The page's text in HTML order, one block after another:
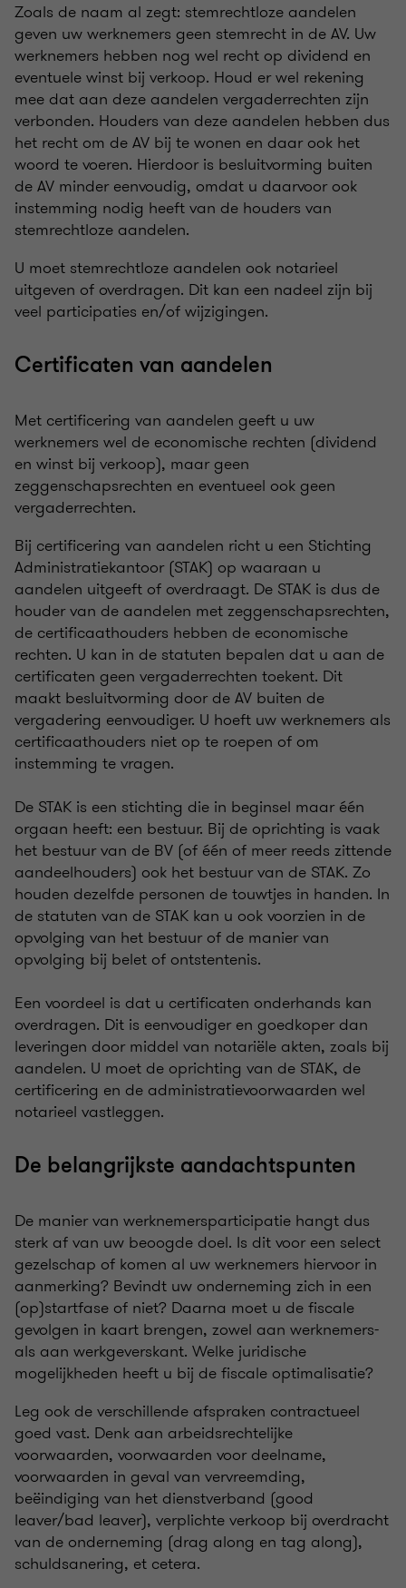
Zoals de naam al zegt: stemrechtloze aandelen
geven uw werknemers geen stemrecht in de AV. Uw
werknemers hebben nog wel recht op dividend en
eventuele winst bij verkoop. Houd er wel rekening
mee dat aan deze aandelen vergaderrechten zijn
verbonden. Houders van deze aandelen hebben dus
het recht om de AV bij te wonen en daar ook het
woord te voeren. Hierdoor is besluitvorming buiten
de AV minder eenvoudig, omdat u daarvoor ook
instemming nodig heeft van de houders van
stemrechtloze aandelen.
U moet stemrechtloze aandelen ook notarieel
uitgeven of overdragen. Dit kan een nadeel zijn bij
veel participaties en/of wijzigingen.
Certificaten van aandelen
Met certificering van aandelen geeft u uw
werknemers wel de economische rechten (dividend
en winst bij verkoop), maar geen
zeggenschapsrechten en eventueel ook geen
vergaderrechten.
Bij certificering van aandelen richt u een Stichting
Administratiekantoor (STAK) op waaraan u
aandelen uitgeeft of overdraagt. De STAK is dus de
houder van de aandelen met zeggenschapsrechten,
de certificaathouders hebben de economische
rechten. U kan in de statuten bepalen dat u aan de
certificaten geen vergaderrechten toekent. Dit
maakt besluitvorming door de AV buiten de
vergadering eenvoudiger. U hoeft uw werknemers als
certificaathouders niet op te roepen of om
instemming te vragen.
De STAK is een stichting die in beginsel maar één
orgaan heeft: een bestuur. Bij de oprichting is vaak
het bestuur van de BV (of één of meer reeds zittende
aandeelhouders) ook het bestuur van de STAK. Zo
houden dezelfde personen de touwtjes in handen. In
de statuten van de STAK kan u ook voorzien in de
opvolging van het bestuur of de manier van
opvolging bij belet of ontstentenis.
Een voordeel is dat u certificaten onderhands kan
overdragen. Dit is eenvoudiger en goedkoper dan
leveringen door middel van notariële akten, zoals bij
aandelen. U moet de oprichting van de STAK, de
certificering en de administratievoorwaarden wel
notarieel vastleggen.
De belangrijkste aandachtspunten
De manier van werknemersparticipatie hangt dus
sterk af van uw beoogde doel. Is dit voor een select
gezelschap of komen al uw werknemers hiervoor in
aanmerking? Bevindt uw onderneming zich in een
(op)startfase of niet? Daarna moet u de fiscale
gevolgen in kaart brengen, zowel aan werknemers-
als aan werkgeverskant. Welke juridische
mogelijkheden heeft u bij de fiscale optimalisatie?
Leg ook de verschillende afspraken contractueel
goed vast. Denk aan arbeidsrechtelijke
voorwaarden, voorwaarden voor deelname,
voorwaarden in geval van vervreemding,
beëindiging van het dienstverband (good
leaver/bad leaver), verplichte verkoop bij overdracht
van de onderneming (drag along en tag along),
schuldsanering, et cetera.